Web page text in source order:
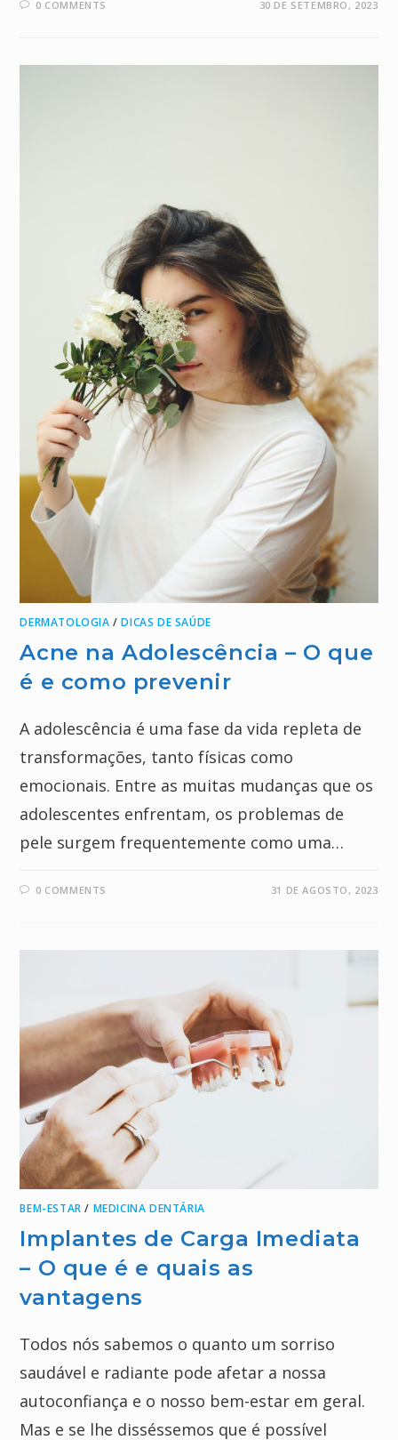
0 COMMENTS 30 DE SETEMBRO, 2023
DERMATOLOGIA /DICAS DE SAÚDE
Acne na Adolescência – O que
é e como prevenir
A adolescência é uma fase da vida repleta de
transformações, tanto físicas como
emocionais. Entre as muitas mudanças que os
adolescentes enfrentam, os problemas de
pele surgem frequentemente como uma…
0 COMMENTS 31 DE AGOSTO, 2023
BEM-ESTAR / MEDICINA DENTÁRIA
Implantes de Carga Imediata
– O que é e quais as
vantagens
Todos nós sabemos o quanto um sorriso
saudável e radiante pode afetar a nossa
autoconfiança e o nosso bem-estar em geral.
Mas e se lhe disséssemos que é possível